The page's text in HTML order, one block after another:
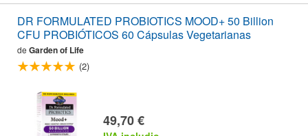
DR FORMULATED PROBIOTICS MOOD+ 50 Billion
CFU PROBIÓTICOS 60 Cápsulas Vegetarianas
de Garden of Life
(2)
49,70 €